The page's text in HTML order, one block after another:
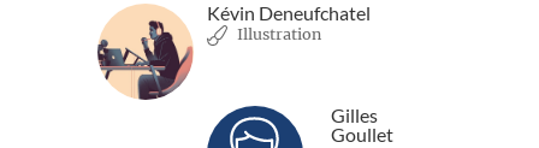
Kévin Deneufchatel
Illustration
Gilles
Goullet